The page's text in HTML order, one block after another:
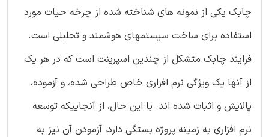
چابک یکی از نمونه های شناخته شده از چرخه حیات مورد
استفاده برای ساخت سیستمهای هوشمند و تحلیلی است.
فرایند چابک متشکل از چندین اسپرینت است که در هر یک
از آنها یک ویژگی نرم افزاری خاص طراحی شده، و آزموده،
پالایش و اثبات شده اند. با این حال، از آنجاییکه توسعه
نرم افزاری به زمینه پروژه بستگی دارد، آزمودن آن نیز به